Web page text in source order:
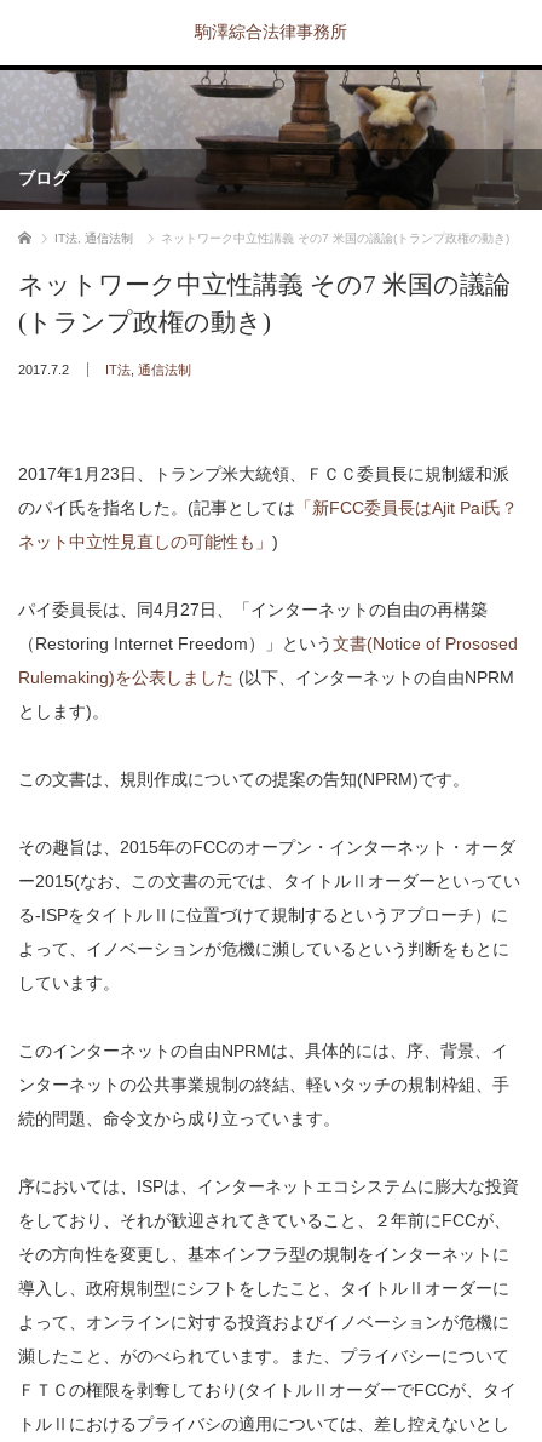
駒澤綜合法律事務所
ブログ
ホーム IT法 通信法制 ネットワーク中立性講義 その7 米国の議論(トランプ政権の動き)
ネットワーク中立性講義 その7 米国の議論
(トランプ政権の動き)
2017.7.2 IT法 通信法制
2017年1月23日、トランプ米大統領、ＦＣＣ委員長に規制緩和派
のパイ氏を指名した。(記事としては 「新FCC委員長はAjit Pai氏？
ネット中立性見直しの可能性も」 )
パイ委員長は、同4月27日、「インターネットの自由の再構築
（Restoring Internet Freedom）」という文書(Notice of Prososed
Rulemaking)を公表しました (以下、インターネットの自由NPRM
とします)。
この文書は、規則作成についての提案の告知(NPRM)です。
その趣旨は、2015年のFCCのオープン・インターネット・オーダ
ー2015(なお、この文書の元では、タイトルⅡオーダーといってい
る-ISPをタイトルⅡに位置づけて規制するというアプローチ）に
よって、イノベーションが危機に瀕しているという判断をもとに
しています。
このインターネットの自由NPRMは、具体的には、序、背景、イ
ンターネットの公共事業規制の終結、軽いタッチの規制枠組、手
続的問題、命令文から成り立っています。
序においては、ISPは、インターネットエコシステムに膨大な投資
をしており、それが歓迎されてきていること、２年前にFCCが、
その方向性を変更し、基本インフラ型の規制をインターネットに
導入し、政府規制型にシフトをしたこと、タイトルⅡオーダーに
よって、オンラインに対する投資およびイノベーションが危機に
瀕したこと、がのべられています。また、プライバシーについて
ＦＴＣの権限を剥奪しており(タイトルⅡオーダーでFCCが、タイ
トルⅡにおけるプライバシの適用については、差し控えないとし